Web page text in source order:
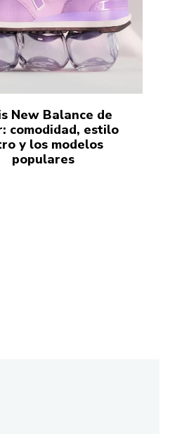
New Balance de
comodidad, estilo
y los modelos
populares